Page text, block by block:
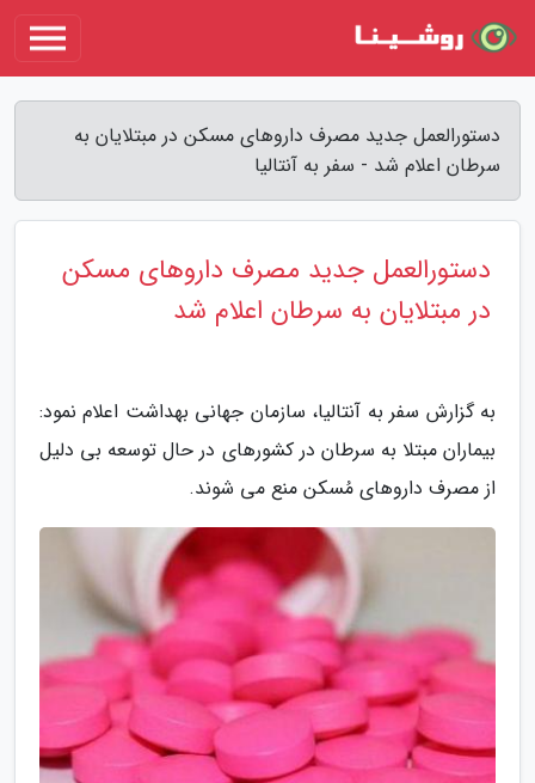
دستورالعمل جدید مصرف داروهای مسکن در مبتلایان به
سرطان اعلام شد - سفر به آنتالیا
دستورالعمل جدید مصرف داروهای مسکن
در مبتلایان به سرطان اعلام شد
به گزارش سفر به آنتالیا، سازمان جهانی بهداشت اعلام نمود:
بیماران مبتلا به سرطان در کشورهای در حال توسعه بی دلیل
از مصرف داروهای مُسکن منع می شوند.